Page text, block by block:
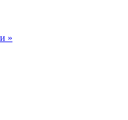
»